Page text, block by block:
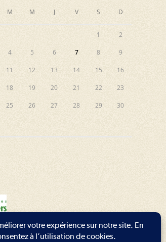
M M J V S D
1 2
4 5 6 7 8 9
11 12 13 14 15 16
18 19 20 21 22 23
25 26 27 28 29 30